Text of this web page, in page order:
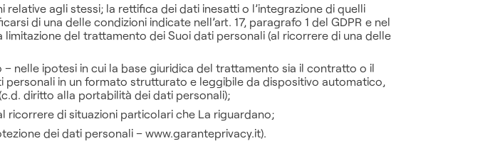
agli stessi; la rettifica dei dati inesatti o l’integrazione di quelli
di una delle condizioni indicate nell’art. 17, paragrafo 1 del GDPR e nel
del trattamento dei Suoi dati personali (al ricorrere di una delle
nelle ipotesi in cui la base giuridica del trattamento sia il contratto o il
in un formato strutturato e leggibile da dispositivo automatico,
diritto alla portabilità dei dati personali);
di situazioni particolari che La riguardano;
dei dati personali – www.garanteprivacy.it).